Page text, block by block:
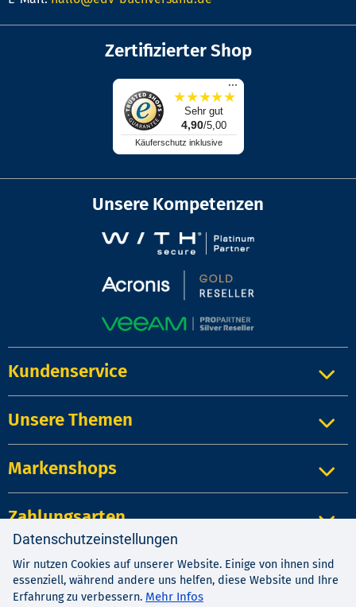
Zertifizierter Shop
...
★★★★★
Sehr gut
4,90/5,00
Käuferschutz inklusive
Unsere Kompetenzen
Kundenservice
Unsere Themen
Markenshops
Zahlungsarten
Impressum | Kontakt|
Datenschutz
Widerrufsrecht
Datenschutzeinstellungen
Wir nutzen Cookies auf unserer Website. Einige von ihnen sind
essenziell, während andere uns helfen, diese Website und Ihre
Erfahrung zu verbessern. Mehr Infos